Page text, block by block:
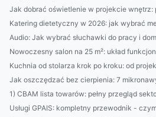
Jak dobrać oświetlenie w projekcie wnętrz:
Katering dietetyczny w 2026: jak wybrać
Audio: Jak wybrać słuchawki do pracy i
Nowoczesny salon na 25 m²: układ
Kuchnia od stolarza krok po kroku: od
Jak oszczędzać bez cierpienia: 7
1) CBAM lista towarów: pełny przegląd
Usługi GPAIS: kompletny przewodnik -